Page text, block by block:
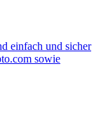
einfach und sicher
sowie